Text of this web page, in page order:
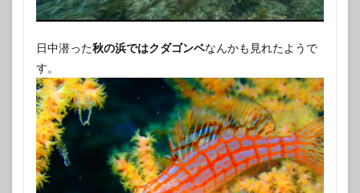
日中潜った秋の浜ではクダゴンベなんかも見れたようで
す。